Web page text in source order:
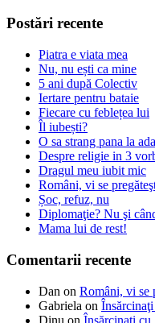
Postări recente
Piatra e viata mea
Nu, nu ești ca mine
5 ani după Colectiv
Iertare pentru bataie
Fiecare cu feblețea lui
Îl iubești?
O sa strang pana la
Despre religie in 3
Dragul meu iubit mic
Români, vi se
Șoc, refuz, nu
Diplomaţie? Nu şi
Mama lui de rest!
Comentarii recente
Dan on Români, vi se
Gabriela on
Dinu on Însărcinaţi cu